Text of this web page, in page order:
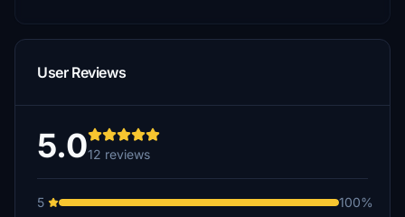
User Reviews
5.012 reviews
5
100%